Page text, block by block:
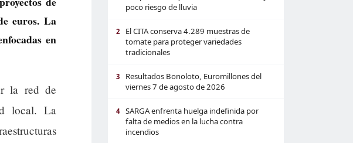
euros. La
en
la red de
local. La
poco riesgo de lluvia
2
El CITA conserva 4.289 muestras de
tomate para proteger variedades
tradicionales
3
Resultados Bonoloto, Euromillones del
viernes 7 de agosto de 2026
4
SARGA enfrenta huelga indefinida por
falta de medios en la lucha contra
incendios